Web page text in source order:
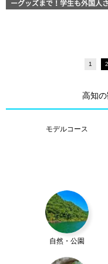
ーグッズまで！学生も外国人
1 2
高知
モデルコース
自然・公園